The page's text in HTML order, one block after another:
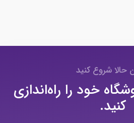
حالا شروع کنید
خود را راه‌اندازی
کنید.